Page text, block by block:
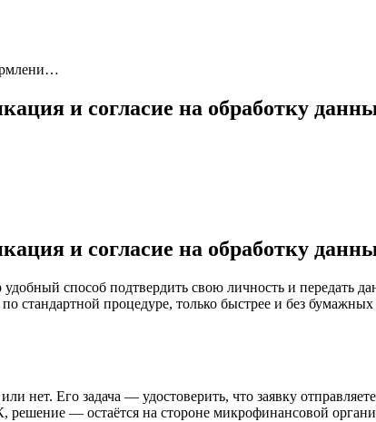
и согласие на обработку
и согласие на обработку
способ подтвердить свою личность и передать
стандартной процедуре, только быстрее и без
нет. Его задача — удостоверить, что заявку
— остаётся на стороне микрофинансовой